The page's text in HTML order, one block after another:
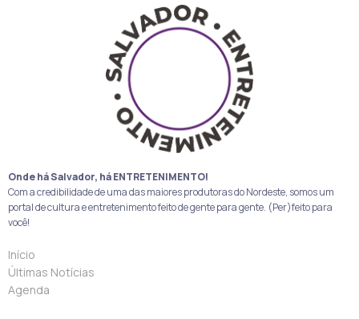
Onde há Salvador, há ENTRETENIMENTO!
Com a credibilidade de uma das maiores produtoras do Nordeste, somos um
portal de cultura e entretenimento feito de gente para gente. (Per)feito para
você!
Início
Últimas Notícias
Agenda